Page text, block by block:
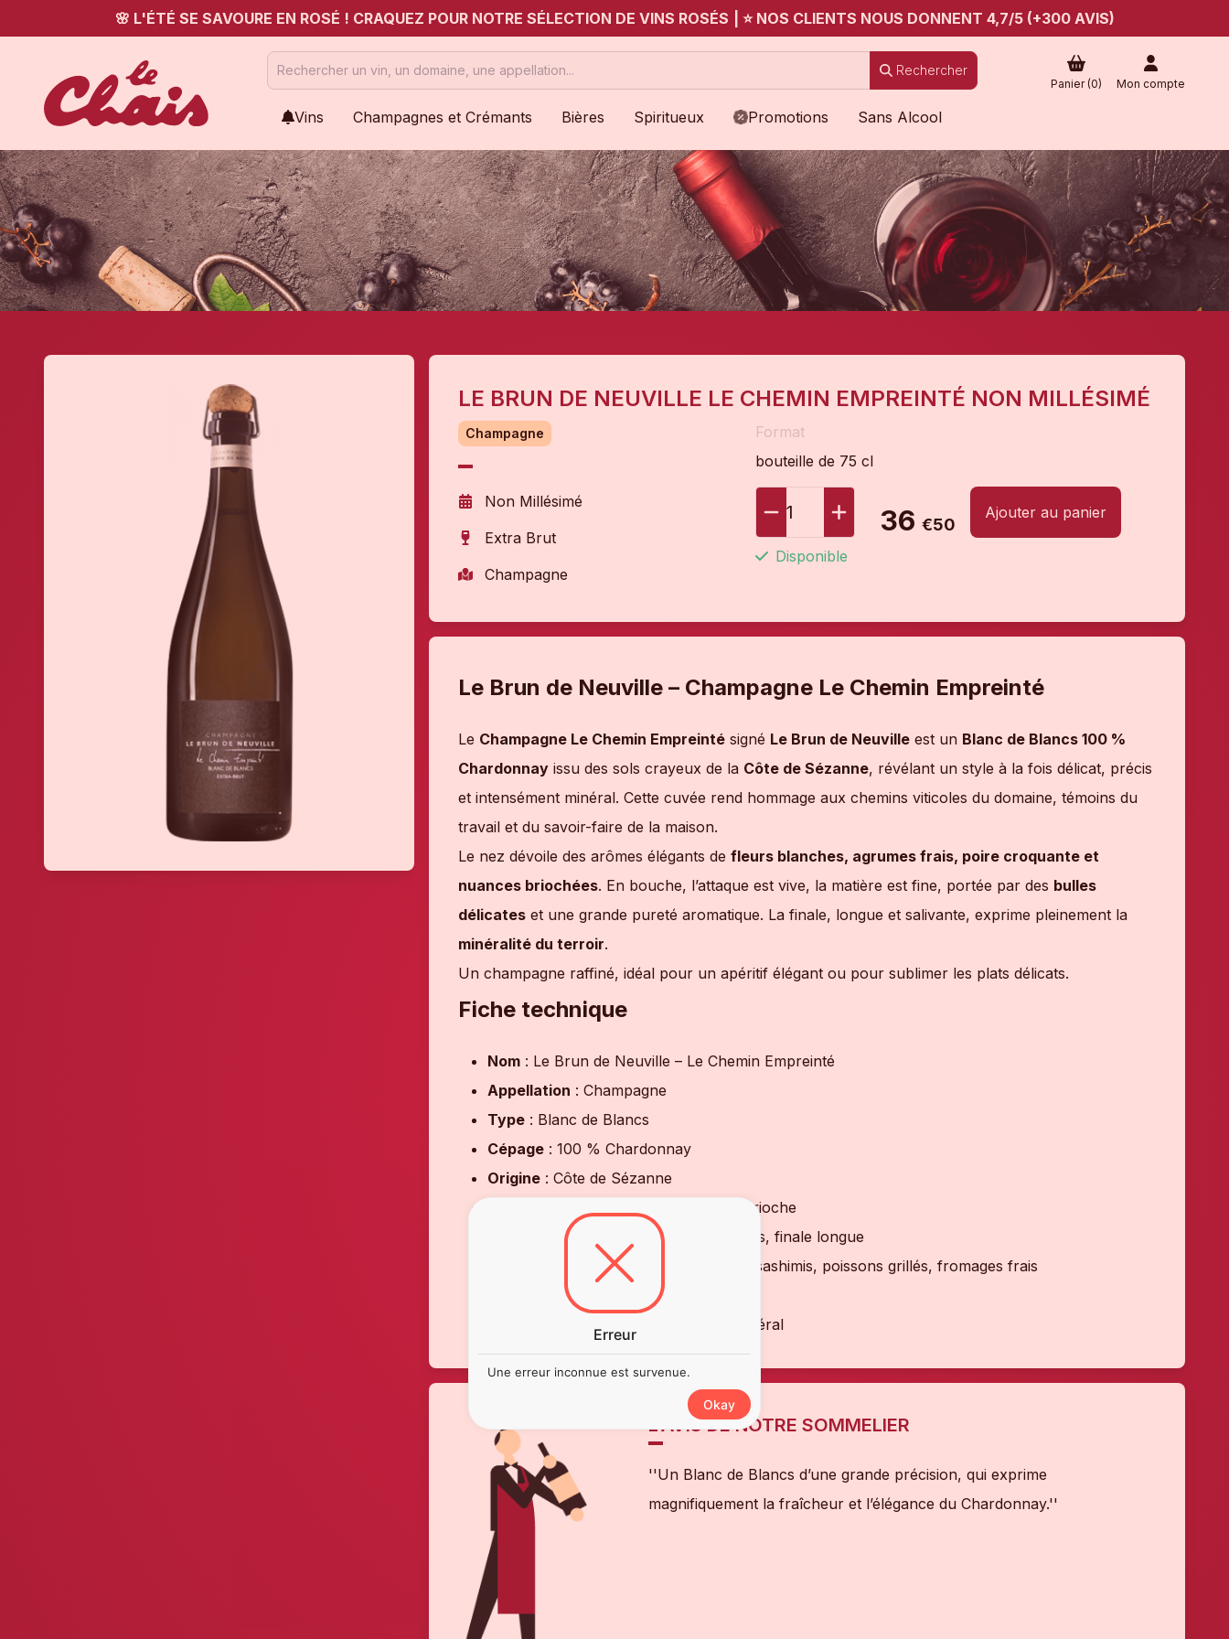
🌸 L'ÉTÉ SE SAVOURE EN ROSÉ ! CRAQUEZ POUR NOTRE SÉLECTION DE VINS ROSÉS ⭐ NOS CLIENTS NOUS DONNENT 4,7/5 (+300 AVIS)
Rechercher
Panier (0) Mon compte
Vins Champagnes et Crémants Bières Spiritueux Promotions Sans Alcool
LE BRUN DE NEUVILLE LE CHEMIN EMPREINTÉ NON MILLÉSIMÉ
Champagne
Non Millésimé
Extra Brut
Champagne
Format
bouteille de 75 cl
1 36 €50
Ajouter au panier
Disponible
Le Brun de Neuville – Champagne Le Chemin Empreinté
Le Champagne Le Chemin Empreinté signé Le Brun de Neuville est un Blanc de Blancs 100 %
Chardonnay issu des sols crayeux de la Côte de Sézanne, révélant un style à la fois délicat, précis
et intensément minéral. Cette cuvée rend hommage aux chemins viticoles du domaine, témoins du
travail et du savoir-faire de la maison.
Le nez dévoile des arômes élégants defleurs blanches, agrumes frais, poire croquante et
nuances briochées. En bouche, l’attaque est vive, la matière est fine, portée par des bulles
délicates et une grande pureté aromatique. La finale, longue et salivante, exprime pleinement la
minéralité du terroir.
Un champagne raffiné, idéal pour un apéritif élégant ou pour sublimer les plats délicats.
Fiche technique
Nom : Le Brun de Neuville – Le Chemin Empreinté
Appellation : Champagne
Type : Blanc de Blancs
Cépage : 100 % Chardonnay
Origine : Côte de Sézanne
: Fleurs blanches, citron, poire, brioche
: Fraîche, minérale, bulles fines, finale longue
Accords mets-vins : Apéritif, huîtres, sashimis, poissons grillés, fromages frais
: 7–9 °C
: Champagne élégant, pur et minéral
L'AVIS DE NOTRE SOMMELIER
''Un Blanc de Blancs d’une grande précision, qui exprime
magnifiquement la fraîcheur et l’élégance du Chardonnay.''
Erreur
Une erreur inconnue est survenue.
Okay